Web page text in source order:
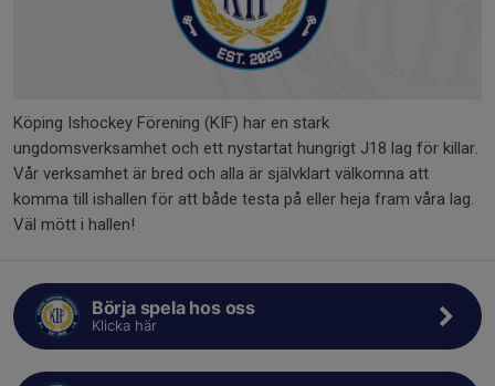
Köping Ishockey Förening (KIF) har en stark
ungdomsverksamhet och ett nystartat hungrigt J18 lag för killar.
Vår verksamhet är bred och alla är självklart välkomna att
komma till ishallen för att både testa på eller heja fram våra lag.
Väl mött i hallen!
Börja spela hos oss
Klicka här